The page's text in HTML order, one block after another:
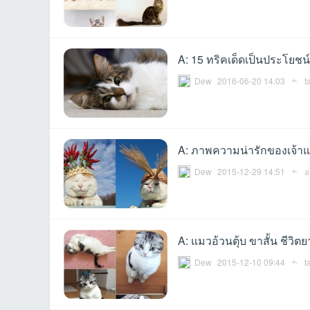
A: 15 ทริคเด็ดเป็นประโยช
Dew 2016-06-20 14:03
A: ภาพความน่ารักของเจ้า
Dew 2015-12-29 14:51
A: แมวอ้วนตุ้บ ขาสั้น ชีวิต
Dew 2015-12-10 09:44